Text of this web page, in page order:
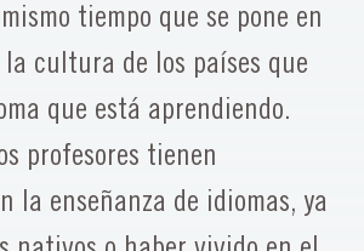
tiempo que se pone en
cultura de los países que
que está aprendiendo.
profesores tienen
la enseñanza de idiomas, ya